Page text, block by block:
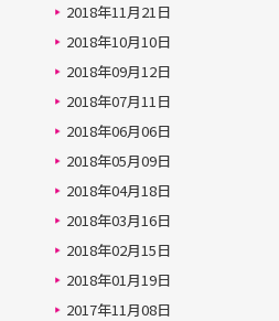
2018年11月21日
2018年10月10日
2018年09月12日
2018年07月11日
2018年06月06日
2018年05月09日
2018年04月18日
2018年03月16日
2018年02月15日
2018年01月19日
2017年11月08日